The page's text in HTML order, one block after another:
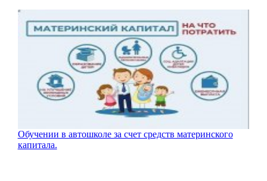
Обучении в автошколе за счет средств материнского
капитала.